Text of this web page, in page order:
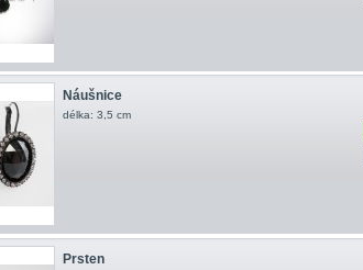
Náušnice
délka: 3,5 cm
Prsten